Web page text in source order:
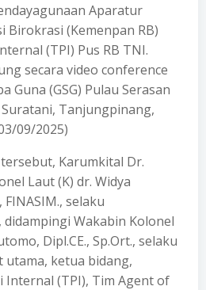
Aparatur
Birokrasi (Kemenpan RB)
(TPI) Pus RB TNI.
secara video conference
Guna (GSG) Pulau Serasan
Tanjungpinang,
09/2025)
Karumkital Dr.
Laut (K) dr. Widya
FINASIM., selaku
Wakabin Kolonel
Dipl.CE., Sp.Ort., selaku
utama, ketua bidang,
Internal (TPI), Tim Agent of